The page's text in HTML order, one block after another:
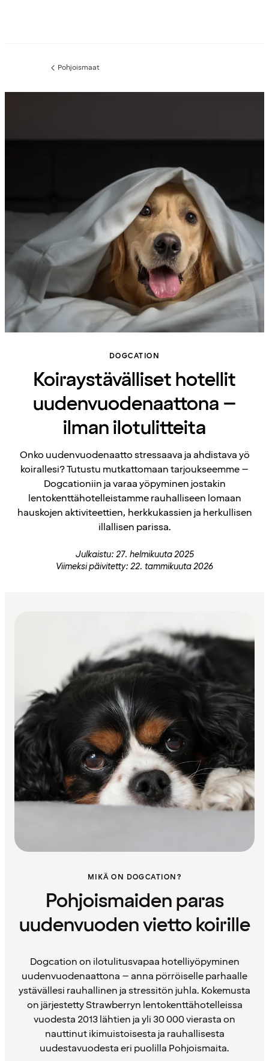
Edellinen
Pohjoismaat
DOGCATION
Koiraystävälliset hotellit
uudenvuodenaattona –
ilman ilotulitteita
Onko uudenvuodenaatto stressaava ja ahdistava yö
koirallesi? Tutustu mutkattomaan tarjoukseemme –
Dogcationiin ja varaa yöpyminen jostakin
lentokenttähotelleistamme rauhalliseen lomaan
hauskojen aktiviteettien, herkkukassien ja herkullisen
illallisen parissa.
Julkaistu: 27. helmikuuta 2025
Viimeksi päivitetty: 22. tammikuuta 2026
MIKÄ ON DOGCATION?
Pohjoismaiden paras
uudenvuoden vietto koirille
Dogcation on ilotulitusvapaa hotelliyöpyminen
uudenvuodenaattona – anna pörröiselle parhaalle
ystävällesi rauhallinen ja stressitön juhla. Kokemusta
on järjestetty Strawberryn lentokenttähotelleissa
vuodesta 2013 lähtien ja yli 30 000 vierasta on
nauttinut ikimuistoisesta ja rauhallisesta
uudestavuodesta eri puolilla Pohjoismaita.